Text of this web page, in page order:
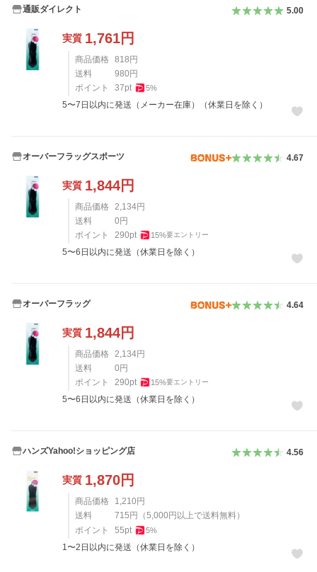
通販ダイレクト 5.00
実質 1,761円
商品価格 818 円
送料
980 円
ポイント
37pt 5%
5〜7日以内に発送（メーカー在庫）（休業日を除く）
オーバーフラッグスポーツ 4.67
実質 1,844円
商品価格 2,134円
送料
0 円
ポイント
290pt 15%要エントリー
5〜6日以内に発送（休業日を除く）
オーバーフラッグ 4.64
実質 1,844円
商品価格 2,134円
送料
0 円
ポイント
290pt 15%要エントリー
5〜6日以内に発送（休業日を除く）
ハンズYahoo!ショッピング店 4.56
実質 1,870円
商品価格 1,210 円
送料
715 円 （5,000 円以上で送料無料）
ポイント
55pt 5%
1〜2日以内に発送（休業日を除く）